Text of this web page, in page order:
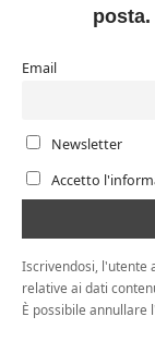
posta.
Email
Newsletter
Accetto
Iscrivendosi, l'utente
relative ai dati
È possibile annullare